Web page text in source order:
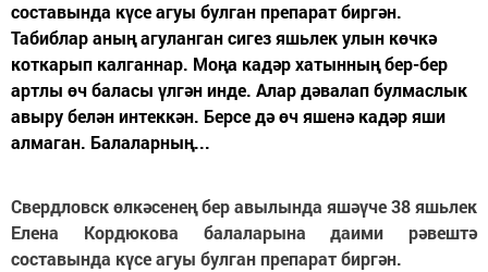
составында күсе агуы булган препарат биргән.
Табиблар аның агуланган сигез яшьлек улын көчкә
коткарып калганнар. Моңа кадәр хатынның бер-бер
артлы өч баласы үлгән инде. Алар дәвалап булмаслык
авыру белән интеккән. Берсе дә өч яшенә кадәр яши
алмаган. Балаларның...
Свердловск өлкәсенең бер авылында яшәүче 38 яшьлек
Елена Кордюкова балаларына даими рәвештә
составында күсе агуы булган препарат биргән.